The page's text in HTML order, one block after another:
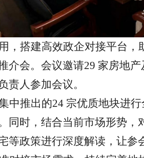
，搭建高效政企对接平台，
介会。会议邀请29 家房地
责人参加会议。
中推出的24 宗优质地块进行
同时，结合当前市场形势
等政策进行深度解读，让参